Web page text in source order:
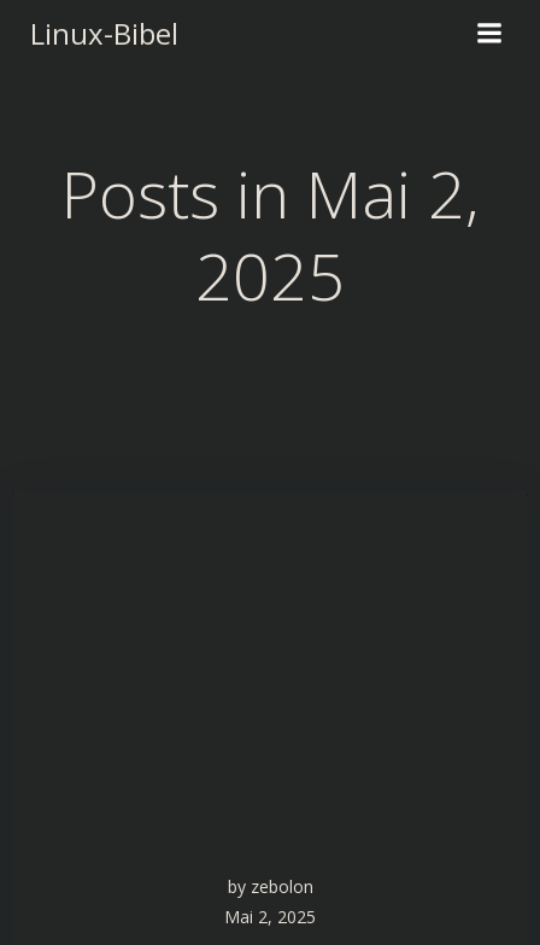
Linux-Bibel
Posts in Mai 2,
2025
by zebolon
Mai 2, 2025